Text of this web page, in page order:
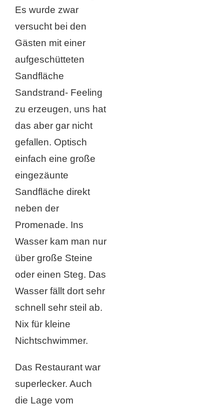
Es wurde zwar
versucht bei den
Gästen mit einer
aufgeschütteten
Sandfläche
Sandstrand- Feeling
zu erzeugen, uns hat
das aber gar nicht
gefallen. Optisch
einfach eine große
eingezäunte
Sandfläche direkt
neben der
Promenade. Ins
Wasser kam man nur
über große Steine
oder einen Steg. Das
Wasser fällt dort sehr
schnell sehr steil ab.
Nix für kleine
Nichtschwimmer.
Das Restaurant war
superlecker. Auch
die Lage vom